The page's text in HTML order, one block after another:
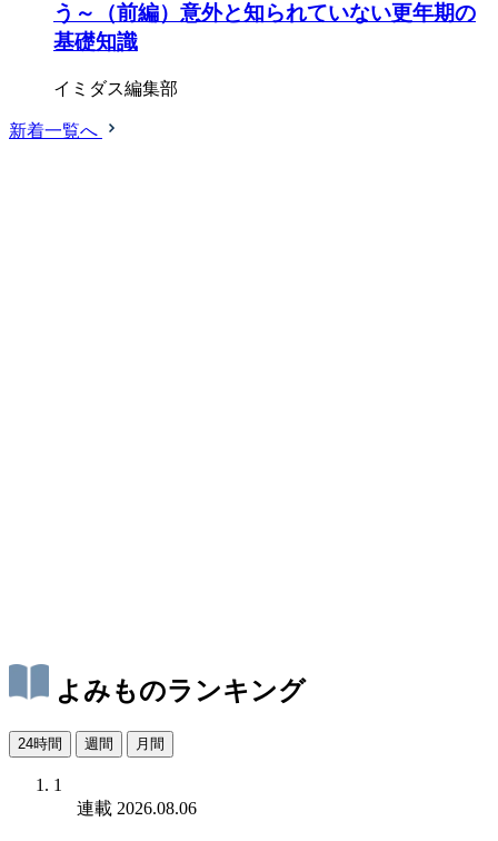
う～（前編）意外と知られていない更年期の
基礎知識
イミダス編集部
新着一覧へ
よみものランキング
24時間 週間 月間
1
連載 2026.08.06